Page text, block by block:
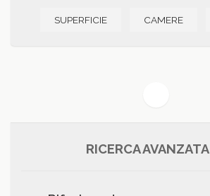
SUPERFICIE CAMERE
RICERCA AVANZATA